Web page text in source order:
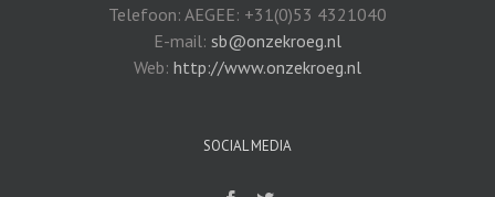
Telefoon: AEGEE: +31(0)53 4321040
E-mail: sb@onzekroeg.nl
Web: http://www.onzekroeg.nl
SOCIAL MEDIA